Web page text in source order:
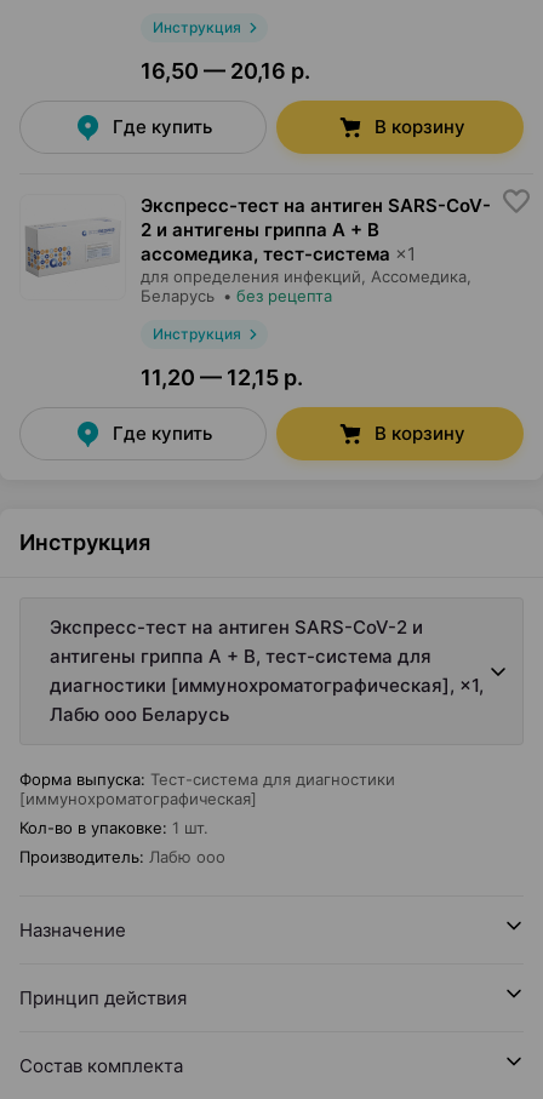
Инструкция
16,50 — 20,16 р.
Где купить В корзину
Экспресс-тест на антиген SARS-CoV-
2 и антигены гриппа А + В
ассомедика, тест-система ×1
для определения инфекций, Ассомедика
Беларусь • без рецепта
Инструкция
11,20 — 12,15 р.
Где купить В корзину
Инструкция
Экспресс-тест на антиген SARS-CoV-2 и
антигены гриппа А + В, тест-система для
диагностики [иммунохроматографическая], ×1,
Лабю ооо Беларусь
Форма выпуска: Тест-система для диагностики
[иммунохроматографическая]
Кол-во в упаковке: 1 шт.
Производитель: Лабю ооо
Назначение
Принцип действия
Состав комплекта